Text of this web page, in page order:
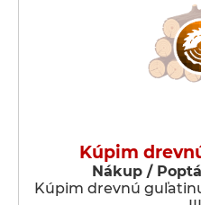
Kúpim
Nákup /
Kúpim drevnú